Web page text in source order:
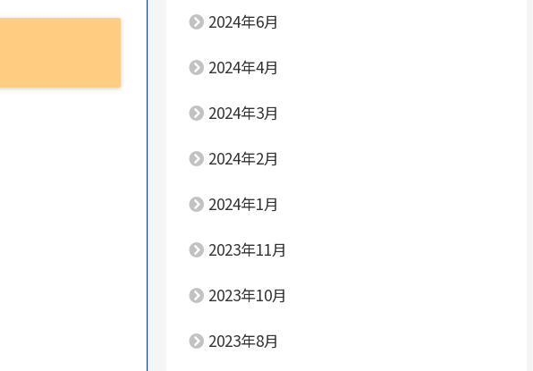
2024年6月
2024年4月
2024年3月
2024年2月
2024年1月
2023年11月
2023年10月
2023年8月